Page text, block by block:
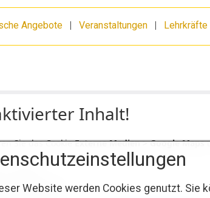
Angebote | Veranstaltungen | Lehrkräfte
Inhalt!
Sie das CookieExterne Medien > Google Maps
Google
Google Maps.
Website werden Cookies genutzt. Sie